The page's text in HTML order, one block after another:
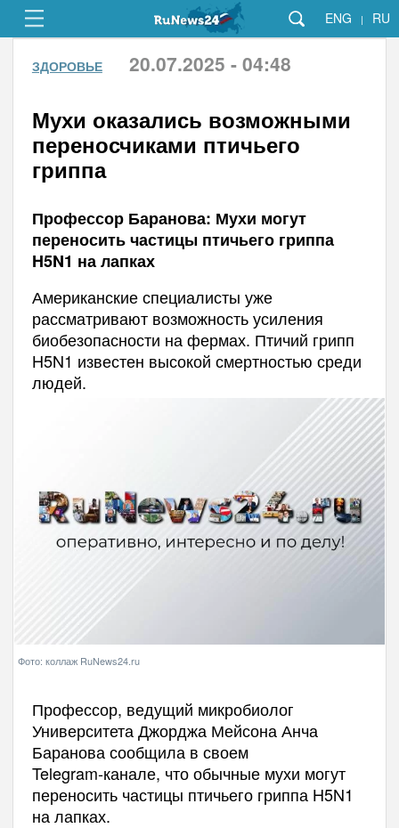
ENG | RU
ЗДОРОВЬЕ 20.07.2025 - 04:48
Мухи оказались возможными
переносчиками птичьего
гриппа
Профессор Баранова: Мухи могут
переносить частицы птичьего гриппа
H5N1 на лапках
Американские специалисты уже
рассматривают возможность усиления
биобезопасности на фермах. Птичий грипп
H5N1 известен высокой смертностью среди
людей.
Фото: коллаж RuNews24.ru
Профессор, ведущий микробиолог
Университета Джорджа Мейсона Анча
Баранова сообщила в своем
Telegram‑канале, что обычные мухи могут
переносить частицы птичьего гриппа H5N1
на лапках.